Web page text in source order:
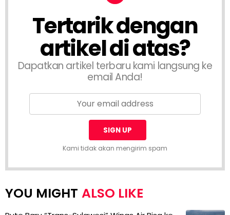
Tertarik dengan
artikel di atas?
Dapatkan artikel terbaru kami langsung ke
email Anda!
Kami tidak akan mengirim spam
ALSO LIKE